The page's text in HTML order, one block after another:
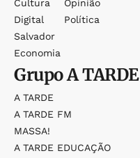
Cultura
Digital
Salvador
Economia
Opinião
Política
GrupoA TARDE
A TARDE
A TARDE FM
MASSA!
A TARDE EDUCAÇÃO